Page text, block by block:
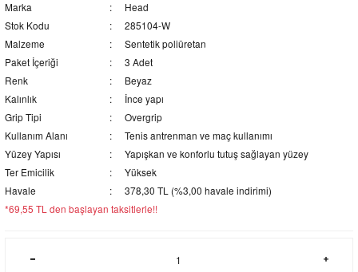
Marka
Head
Stok Kodu
285104-W
Malzeme
Sentetik poliüretan
Paket İçeriği
3 Adet
Renk
Beyaz
Kalınlık
İnce yapı
Grip Tipi
Overgrip
Kullanım Alanı
Tenis antrenman ve maç kullanımı
Yüzey Yapısı
Yapışkan ve konforlu tutuş sağlayan yüzey
Ter Emicilik
Yüksek
Havale
378,30 TL (%3,00 havale indirimi)
*69,55 TL den başlayan taksitlerle!!